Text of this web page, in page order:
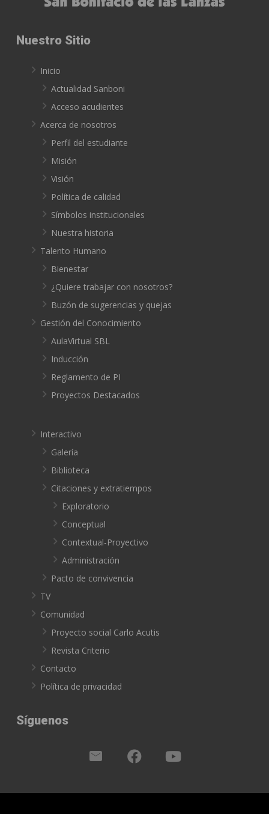
Nuestro Sitio
Inicio
Actualidad Sanboni
Acceso acudientes
Acerca de nosotros
Perfil del estudiante
Misión
Visión
Política de calidad
Símbolos institucionales
Nuestra historia
Talento Humano
Bienestar
¿Quiere trabajar con nosotros?
Buzón de sugerencias y quejas
Gestión del Conocimiento
AulaVirtual SBL
Inducción
Reglamento de PI
Proyectos Destacados
Interactivo
Galería
Biblioteca
Citaciones y extratiempos
Exploratorio
Conceptual
Contextual-Proyectivo
Administración
Pacto de convivencia
TV
Comunidad
Proyecto social Carlo Acutis
Revista Criterio
Contacto
Política de privacidad
Síguenos